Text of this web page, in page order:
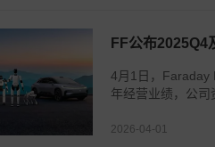
FF公布2025Q4
4月1日，Faraday
年经营业绩，公
2026-04-01